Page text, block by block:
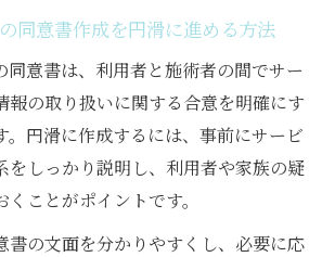
同意書作成を円滑に進める方法
同意書は、利用者と施術者の間でサー
報の取り扱いに関する合意を明確にす
。円滑に作成するには、事前にサービ
をしっかり説明し、利用者や家族の疑
ことがポイントです。
書の文面を分かりやすくし、必要に応